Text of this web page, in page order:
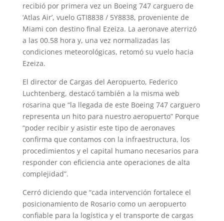
recibió por primera vez un Boeing 747 carguero de
‘Atlas Air’, vuelo GTI8838 / 5Y8838, proveniente de
Miami con destino final Ezeiza. La aeronave aterrizó
a las 00.58 hora y, una vez normalizadas las
condiciones meteorológicas, retomó su vuelo hacia
Ezeiza.
El director de Cargas del Aeropuerto, Federico
Luchtenberg, destacó también a la misma web
rosarina que “la llegada de este Boeing 747 carguero
representa un hito para nuestro aeropuerto” Porque
“poder recibir y asistir este tipo de aeronaves
confirma que contamos con la infraestructura, los
procedimientos y el capital humano necesarios para
responder con eficiencia ante operaciones de alta
complejidad”.
Cerró diciendo que “cada intervención fortalece el
posicionamiento de Rosario como un aeropuerto
confiable para la logística y el transporte de cargas